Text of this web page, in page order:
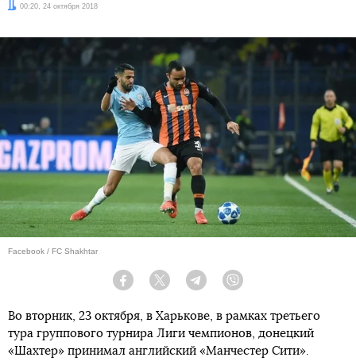
Дата:00:20, 24 октября 2018
Facebook / FC Shakhtar
Facebook Twitter Telegram
Во вторник, 23 октября, в Харькове, в рамках третьего
тура группового турнира Лиги чемпионов, донецкий
«Шахтер» принимал английский «Манчестер Сити».